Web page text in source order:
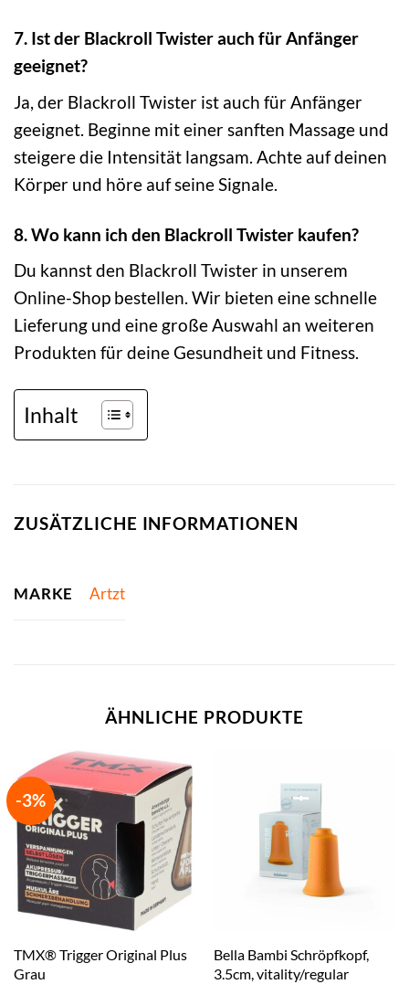
7. Ist der Blackroll Twister auch für Anfänger
geeignet?
Ja, der Blackroll Twister ist auch für Anfänger
geeignet. Beginne mit einer sanften Massage und
steigere die Intensität langsam. Achte auf deinen
Körper und höre auf seine Signale.
8. Wo kann ich den Blackroll Twister kaufen?
Du kannst den Blackroll Twister in unserem
Online-Shop bestellen. Wir bieten eine schnelle
Lieferung und eine große Auswahl an weiteren
Produkten für deine Gesundheit und Fitness.
Inhalt
ZUSÄTZLICHE INFORMATIONEN
MARKE Artzt
ÄHNLICHE PRODUKTE
-3%
TMX® Trigger Original Plus
Grau
Bella Bambi Schröpfkopf,
3.5cm, vitality/regular